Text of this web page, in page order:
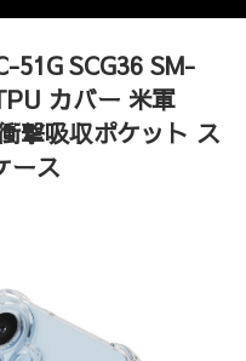
51G SCG36 SM-
カバー 米軍
撃吸収ポケット ス
ース